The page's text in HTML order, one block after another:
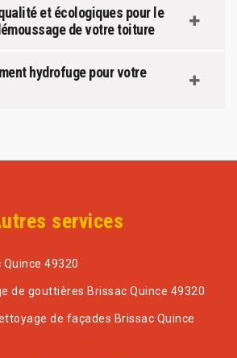
et écologiques pour le
de votre toiture
hydrofuge pour votre
services
49320
de gouttières Brissac Quince 49320
de façades Brissac Quince